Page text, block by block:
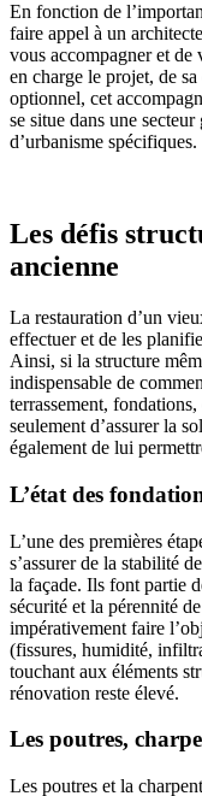
En fonction de
faire appel à un
vous accompagner et de
en charge le projet, de
optionnel, cet
se situe dans une
d’urbanisme spécifiques.
Les défis
ancienne
La restauration d’un
effectuer et de les
Ainsi, si la structure
indispensable de
terrassement,
seulement d’assurer la
également de lui
L’état des
L’une des premières
s’assurer de la stabilité
la façade. Ils font partie
sécurité et la pérennité
impérativement faire
(fissures, humidité,
touchant aux éléments
rénovation reste élevé.
Les poutres,
Les poutres et la